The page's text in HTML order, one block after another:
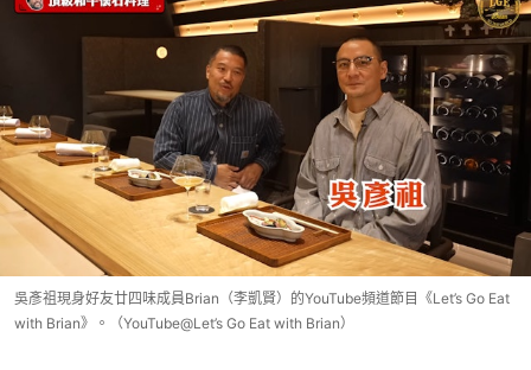
吳彥祖現身好友廿四味成員Brian（李凱賢）的YouTube頻道節目《Let’s Go Eat
with Brian》。（YouTube@Let’s Go Eat with Brian）